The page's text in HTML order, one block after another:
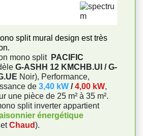
split mural design est très
mono split PACIFIC
G-ASHH 12 KMCHB.UI / G-
Noir), Performance,
de 3,40 kW /4,00 kW,
une pièce de 25 m² à 35 m².
split inverter appartient
énergétique
etChaud).